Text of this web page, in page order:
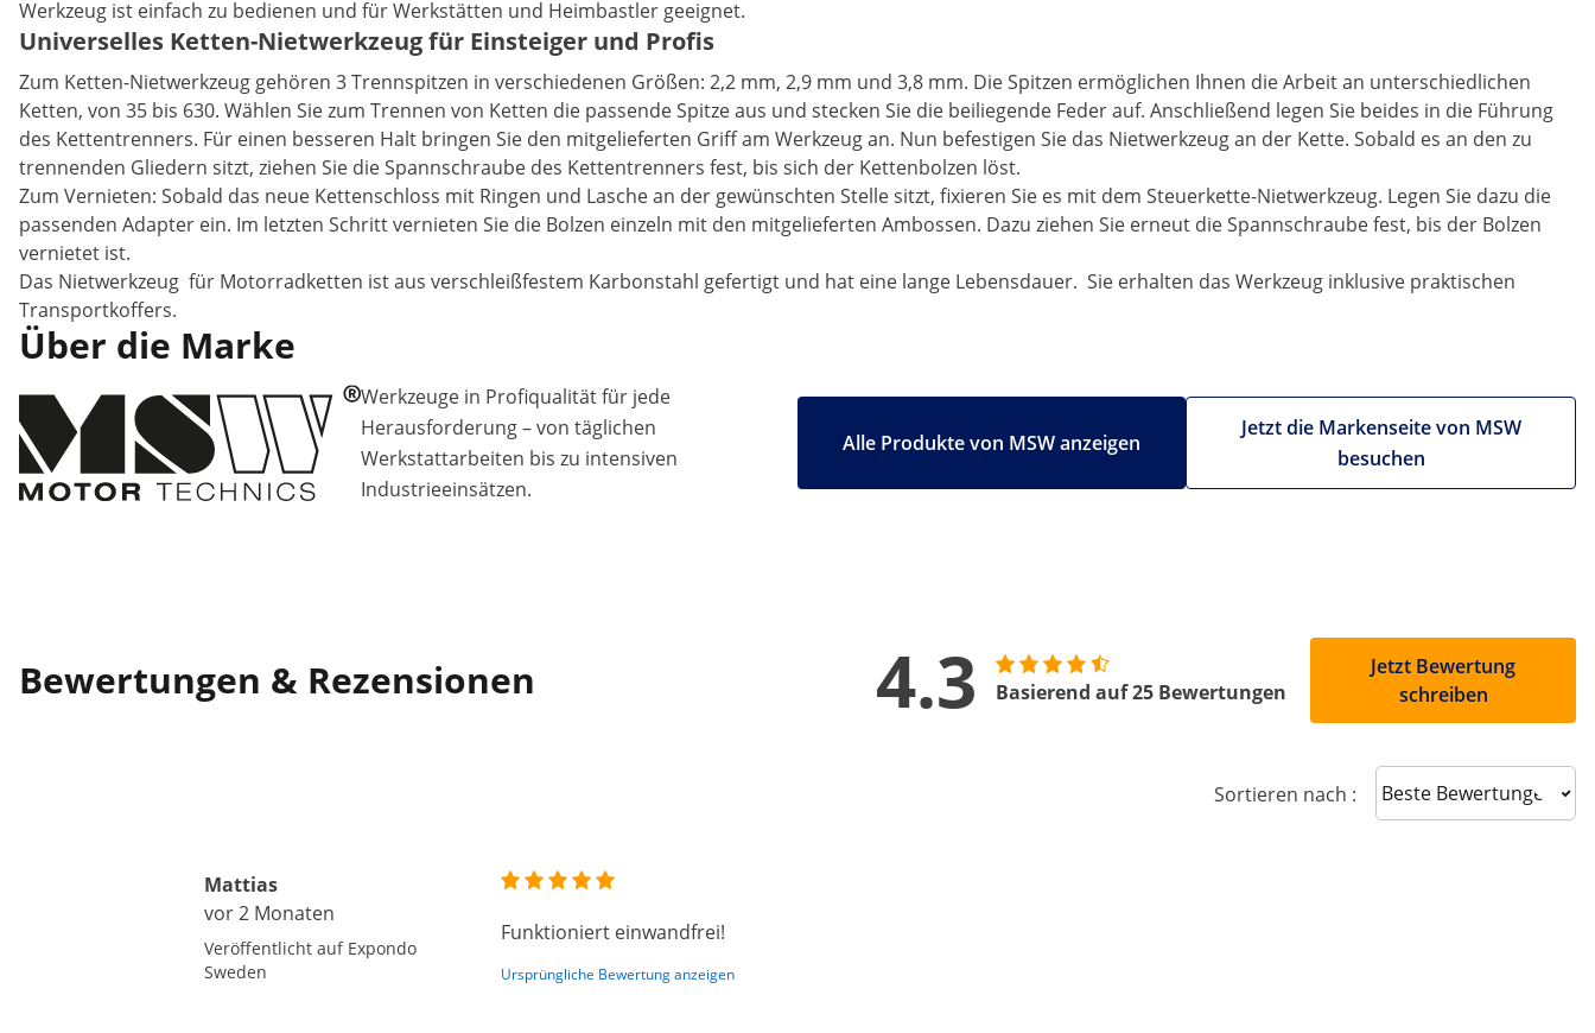
Werkzeug ist einfach zu bedienen und für Werkstätten und Heimbastler geeignet.
Universelles Ketten-Nietwerkzeug für Einsteiger und Profis
Zum Ketten-Nietwerkzeug gehören 3 Trennspitzen in verschiedenen Größen: 2,2 mm, 2,9 mm und 3,8 mm. Die Spitzen ermöglichen Ihnen die Arbeit an unterschiedlichen
Ketten, von 35 bis 630. Wählen Sie zum Trennen von Ketten die passende Spitze aus und stecken Sie die beiliegende Feder auf. Anschließend legen Sie beides in die Führung
des Kettentrenners. Für einen besseren Halt bringen Sie den mitgelieferten Griff am Werkzeug an. Nun befestigen Sie das Nietwerkzeug an der Kette. Sobald es an den zu
trennenden Gliedern sitzt, ziehen Sie die Spannschraube des Kettentrenners fest, bis sich der Kettenbolzen löst.
Zum Vernieten: Sobald das neue Kettenschloss mit Ringen und Lasche an der gewünschten Stelle sitzt, fixieren Sie es mit dem Steuerkette-Nietwerkzeug. Legen Sie dazu die
passenden Adapter ein. Im letzten Schritt vernieten Sie die Bolzen einzeln mit den mitgelieferten Ambossen. Dazu ziehen Sie erneut die Spannschraube fest, bis der Bolzen
vernietet ist.
Das Nietwerkzeug für Motorradketten ist aus verschleißfestem Karbonstahl gefertigt und hat eine lange Lebensdauer. Sie erhalten das Werkzeug inklusive praktischen
Transportkoffers.
Über die Marke
Werkzeuge in Profiqualität für jede
Herausforderung – von täglichen
Werkstattarbeiten bis zu intensiven
Industrieeinsätzen.
Jetzt die Markenseite von MSW
besuchen
Alle Produkte von MSW anzeigen
Bewertungen & Rezensionen 4.3 Basierend auf 25 Bewertungen
Jetzt Bewertung
schreiben
Sortieren nach : Sort reviews
Mattias
vor 2 Monaten
Veröffentlicht auf Expondo
Sweden
Funktioniert einwandfrei!
Ursprüngliche Bewertung anzeigen